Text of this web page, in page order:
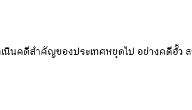
นินคดีสำคัญของประเทศหยุดไป อย่างคดีฮั้ว